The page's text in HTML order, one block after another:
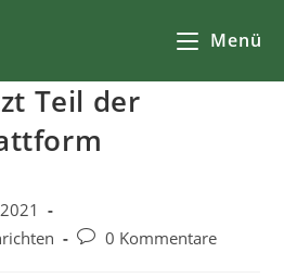
Menü
Teil der
0 Kommentare